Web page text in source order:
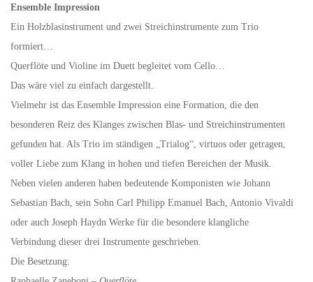
Ensemble Impression
Ein Holzblasinstrument und zwei Streichinstrumente zum Trio
formiert…
Querflöte und Violine im Duett begleitet vom Cello…
Das wäre viel zu einfach dargestellt.
Vielmehr ist das Ensemble Impression eine Formation, die den
besonderen Reiz des Klanges zwischen Blas- und Streichinstrumenten
gefunden hat. Als Trio im ständigen „Trialog“, virtuos oder getragen,
voller Liebe zum Klang in hohen und tiefen Bereichen der Musik.
Neben vielen anderen haben bedeutende Komponisten wie Johann
Sebastian Bach, sein Sohn Carl Philipp Emanuel Bach, Antonio Vivaldi
oder auch Joseph Haydn Werke für die besondere klangliche
Verbindung dieser drei Instrumente geschrieben.
Die Besetzung: